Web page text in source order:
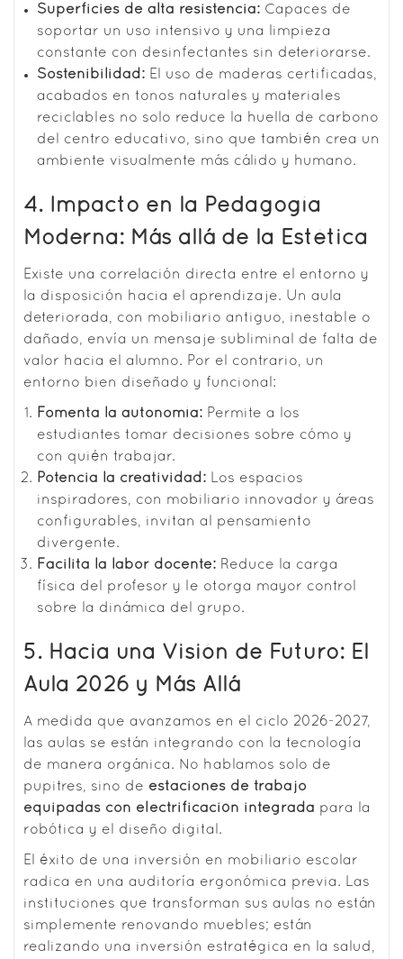
Superficies de alta resistencia: Capaces de
soportar un uso intensivo y una limpieza
constante con desinfectantes sin deteriorarse.
Sostenibilidad: El uso de maderas certificadas,
acabados en tonos naturales y materiales
reciclables no solo reduce la huella de carbono
del centro educativo, sino que también crea un
ambiente visualmente más cálido y humano.
4. Impacto en la Pedagogía
Moderna: Más allá de la Estética
Existe una correlación directa entre el entorno y
la disposición hacia el aprendizaje. Un aula
deteriorada, con mobiliario antiguo, inestable o
dañado, envía un mensaje subliminal de falta de
valor hacia el alumno. Por el contrario, un
entorno bien diseñado y funcional:
Fomenta la autonomía: Permite a los
estudiantes tomar decisiones sobre cómo y
con quién trabajar.
Potencia la creatividad: Los espacios
inspiradores, con mobiliario innovador y áreas
configurables, invitan al pensamiento
divergente.
Facilita la labor docente: Reduce la carga
física del profesor y le otorga mayor control
sobre la dinámica del grupo.
5. Hacia una Visión de Futuro: El
Aula 2026 y Más Allá
A medida que avanzamos en el ciclo 2026-2027,
las aulas se están integrando con la tecnología
de manera orgánica. No hablamos solo de
pupitres, sino de estaciones de trabajo
equipadas con electrificación integrada para la
robótica y el diseño digital.
El éxito de una inversión en mobiliario escolar
radica en una auditoría ergonómica previa. Las
instituciones que transforman sus aulas no están
simplemente renovando muebles; están
realizando una inversión estratégica en la salud,